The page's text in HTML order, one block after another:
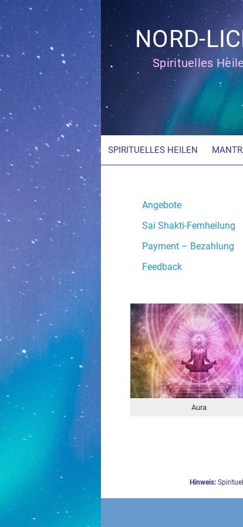
Zum
Inhalt
springenNORD-
Spirituelles
SPIRITUELLES HEILEN
Angebote
Sai Shakti-Fernheilung
Payment – Bezahlung
Feedback
Aura
Hinweis: